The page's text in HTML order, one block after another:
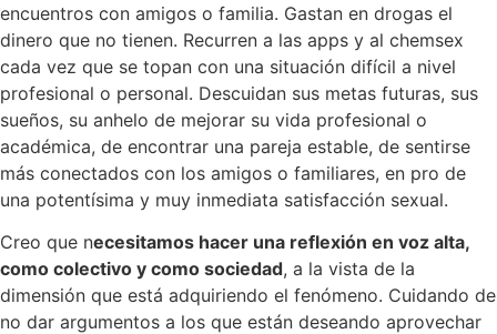
encuentros con amigos o familia. Gastan en drogas el
dinero que no tienen. Recurren a las apps y al chemsex
cada vez que se topan con una situación difícil a nivel
profesional o personal. Descuidan sus metas futuras, sus
sueños, su anhelo de mejorar su vida profesional o
académica, de encontrar una pareja estable, de sentirse
más conectados con los amigos o familiares, en pro de
una potentísima y muy inmediata satisfacción sexual.
Creo que necesitamos hacer una reflexión en voz alta,
como colectivo y como sociedad, a la vista de la
dimensión que está adquiriendo el fenómeno. Cuidando de
no dar argumentos a los que están deseando aprovechar